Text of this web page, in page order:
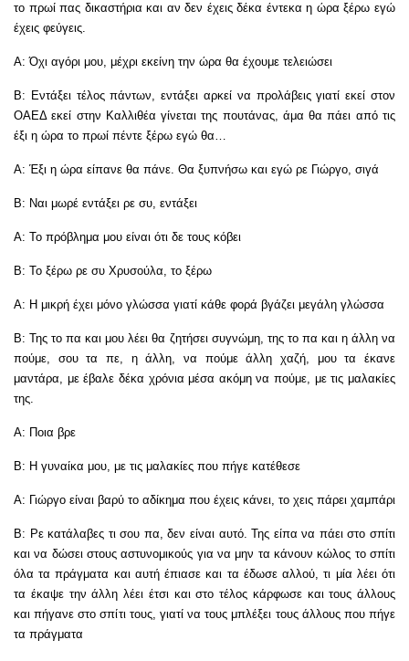
το πρωί πας δικαστήρια και αν δεν έχεις δέκα έντεκα η ώρα ξέρω εγώ
έχεις φεύγεις.
Α: Όχι αγόρι μου, μέχρι εκείνη την ώρα θα έχουμε τελειώσει
Β: Εντάξει τέλος πάντων, εντάξει αρκεί να προλάβεις γιατί εκεί στον
ΟΑΕΔ εκεί στην Καλλιθέα γίνεται της πουτάνας, άμα θα πάει από τις
έξι η ώρα το πρωί πέντε ξέρω εγώ θα…
Α: Έξι η ώρα είπανε θα πάνε. Θα ξυπνήσω και εγώ ρε Γιώργο, σιγά
Β: Ναι μωρέ εντάξει ρε συ, εντάξει
Α: Το πρόβλημα μου είναι ότι δε τους κόβει
Β: Το ξέρω ρε συ Χρυσούλα, το ξέρω
Α: Η μικρή έχει μόνο γλώσσα γιατί κάθε φορά βγάζει μεγάλη γλώσσα
Β: Της το πα και μου λέει θα ζητήσει συγνώμη, της το πα και η άλλη να
πούμε, σου τα πε, η άλλη, να πούμε άλλη χαζή, μου τα έκανε
μαντάρα, με έβαλε δέκα χρόνια μέσα ακόμη να πούμε, με τις μαλακίες
της.
Α: Ποια βρε
Β: Η γυναίκα μου, με τις μαλακίες που πήγε κατέθεσε
Α: Γιώργο είναι βαρύ το αδίκημα που έχεις κάνει, το χεις πάρει χαμπάρι
Β: Ρε κατάλαβες τι σου πα, δεν είναι αυτό. Της είπα να πάει στο σπίτι
και να δώσει στους αστυνομικούς για να μην τα κάνουν κώλος το σπίτι
όλα τα πράγματα και αυτή έπιασε και τα έδωσε αλλού, τι μία λέει ότι
τα έκαψε την άλλη λέει έτσι και στο τέλος κάρφωσε και τους άλλους
και πήγανε στο σπίτι τους, γιατί να τους μπλέξει τους άλλους που πήγε
τα πράγματα